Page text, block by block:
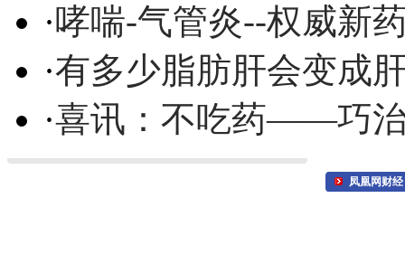
·哮喘-气管炎--权威新
·有多少脂肪肝会变成
·喜讯：不吃药——巧
凤凰网财经